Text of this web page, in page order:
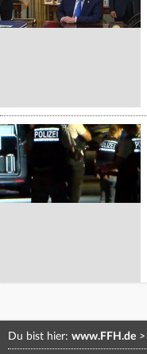
Du bist hier: www.FFH.de